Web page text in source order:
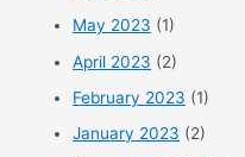
May 2023 (1)
April 2023 (2)
February 2023 (1)
January 2023 (2)